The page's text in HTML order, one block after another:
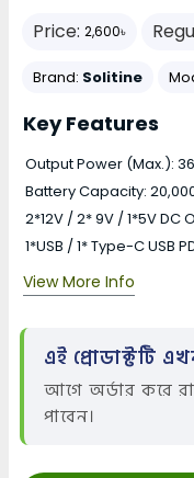
এই প্রোডাক্টটি
আগে অর্ডার করে
পাবেন।
Price: 2,600৳
Brand: Solitine
Key Features
Output Power (Max.):
Battery Capacity:
2*12V / 2* 9V / 1*5V DC
1*USB / 1* Type-C USB
View More Info